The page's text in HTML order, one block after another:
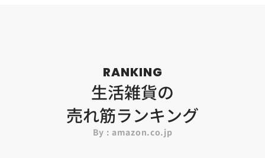
RANKING
生活雑貨の
売れ筋ランキング
By : amazon.co.jp